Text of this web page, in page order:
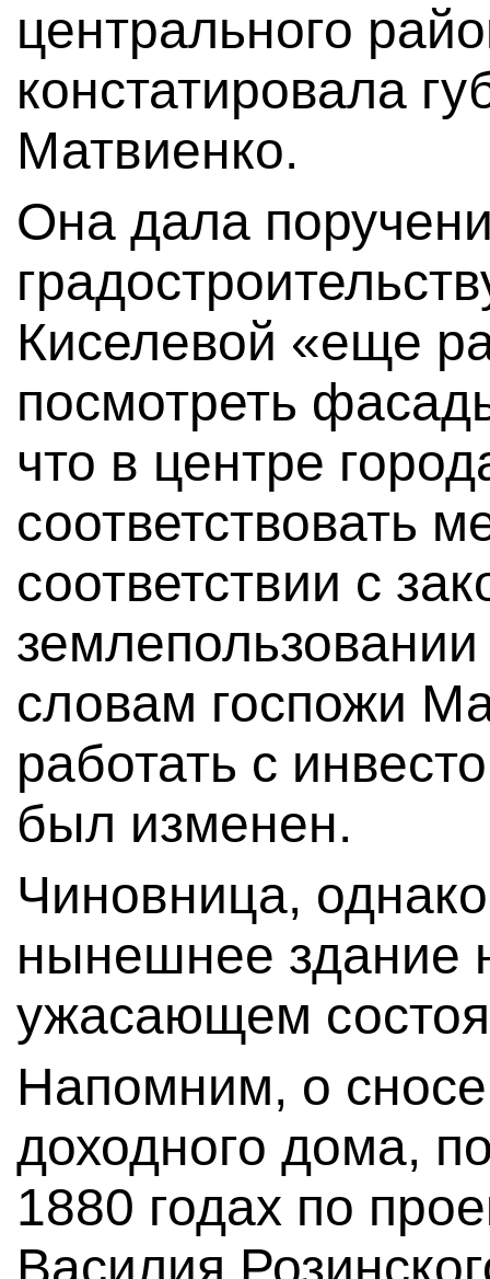
центрального
констатировала
Матвиенко.
Она дала
Киселевой «еще
посмотреть
что в центре
соответствовать
соответствии с
словам госпожи
работать с
был изменен.
Чиновница,
нынешнее здание
ужасающем
Напомним, о сносе
доходного дома,
1880 годах по